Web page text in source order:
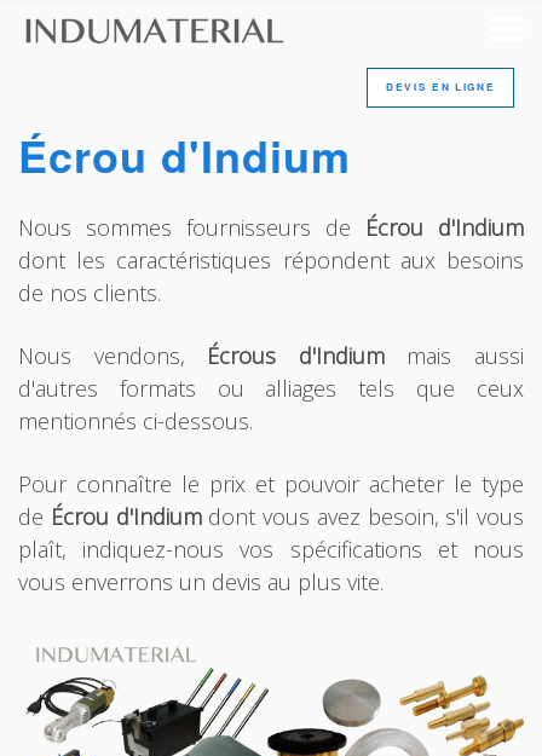
DEVIS EN LIGNE
Écrou d'Indium
Nous sommes fournisseurs de Écrou d'Indium
dont les caractéristiques répondent aux besoins
de nos clients.
Nous vendons, Écrous d'Indiummais aussi
d'autres formats ou alliages tels que ceux
mentionnés ci-dessous.
Pour connaître le prix et pouvoir acheter le type
de Écrou d'Indiumdont vous avez besoin, s'il vous
plaît, indiquez-nous vos spécifications et nous
vous enverrons un devis au plus vite.